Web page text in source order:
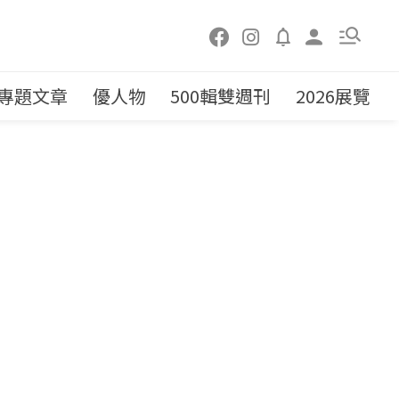
題文章 優人物 500輯雙週刊 2026展覽